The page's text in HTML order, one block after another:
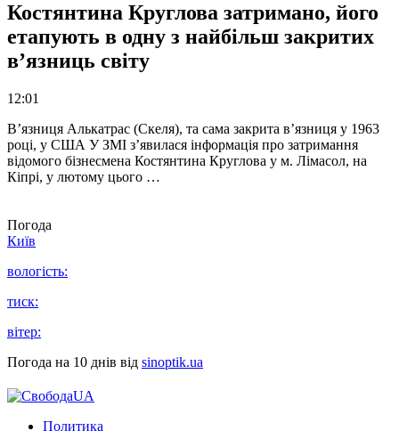
Костянтина Круглова затримано, його
етапують в одну з найбільш закритих
в’язниць світу
12:01
В’язниця Алькатрас (Скеля), та сама закрита в’язниця у 1963
році, у США У ЗМІ з’явилася інформація про затримання
відомого бізнесмена Костянтина Круглова у м. Лімасол, на
Кіпрі, у лютому цього …
Погода
Київ
вологість:
тиск:
вітер:
Погода на 10 днів від sinoptik.ua
Политика